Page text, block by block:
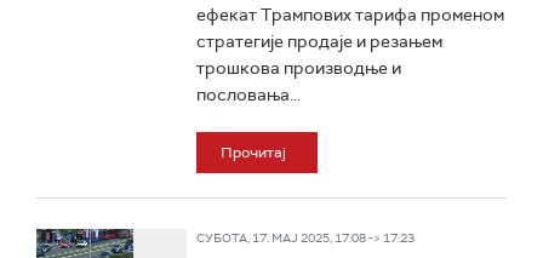
ефекат Трампових тарифа променом
стратегије продаје и резањем
трошкова производње и
пословања...
Прочитај
СУБОТА, 17. МАЈ 2025, 17:08 -> 17:23